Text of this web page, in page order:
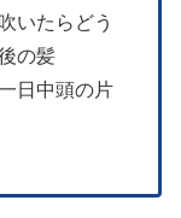
いたらどう
の髪
日中頭の片